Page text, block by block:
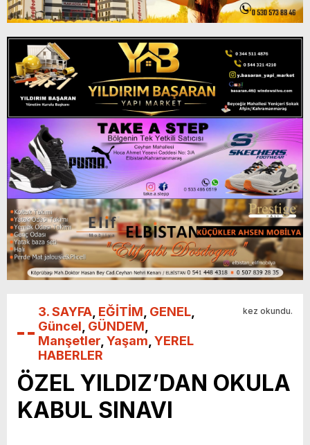
3. SAYFA EĞİTİM GENEL
Güncel GÜNDEM
Manşetler Yaşam YEREL
HABERLER
kez okundu.
ÖZEL YILDIZ’DAN OKULA
KABUL SINAVI